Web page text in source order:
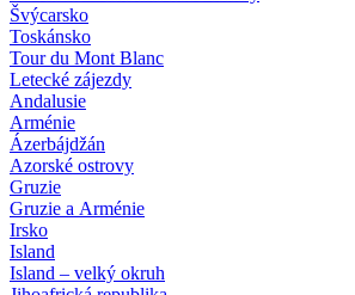
Švýcarsko
Toskánsko
Tour du Mont Blanc
Letecké zájezdy
Andalusie
Arménie
Ázerbájdžán
Azorské ostrovy
Gruzie
Gruzie a Arménie
Irsko
Island
Island – velký okruh